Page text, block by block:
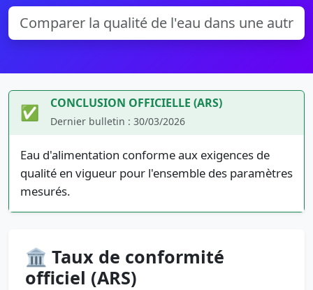
✅ CONCLUSION OFFICIELLE (ARS)
Dernier bulletin : 30/03/2026
Eau d'alimentation conforme aux exigences de
qualité en vigueur pour l'ensemble des paramètres
mesurés.
🏛️ Taux de conformité
officiel (ARS)